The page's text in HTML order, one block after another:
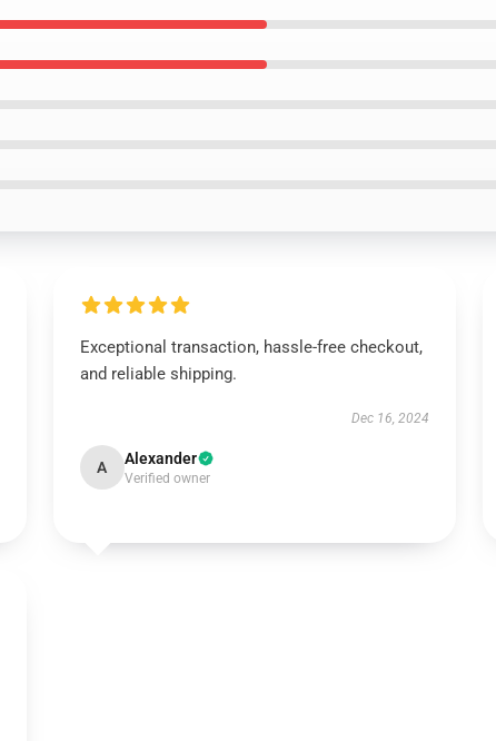
Exceptional transaction, hassle-free checkout,
and reliable shipping.
Dec 16, 2024
A Alexander
Verified owner